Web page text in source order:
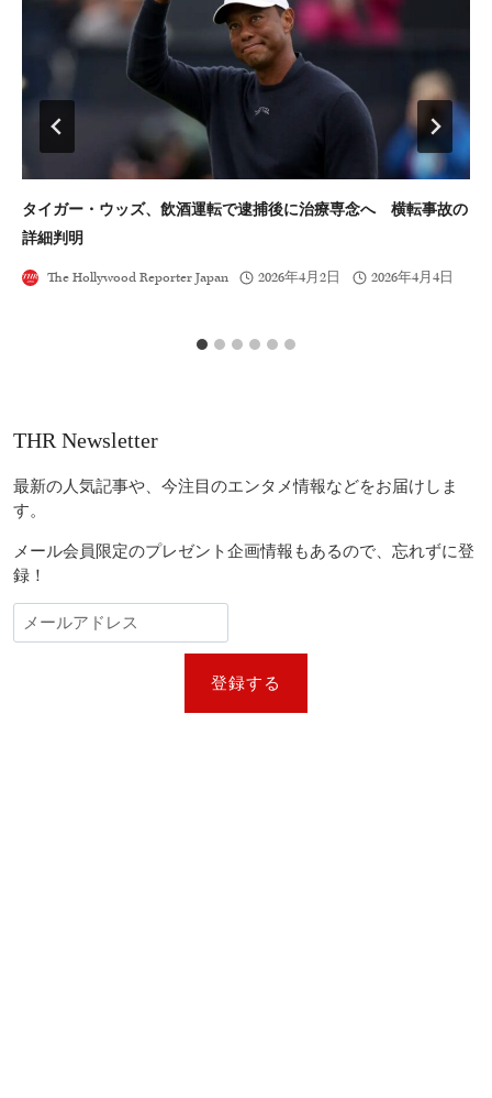
タイガー・ウッズ、飲酒運転で逮捕後に治療専念へ 横転事故の
詳細判明
The Hollywood Reporter Japan 2026年4月2日 2026年4月4日
THR Newsletter
最新の人気記事や、今注目のエンタメ情報などをお届けしま
す。
メール会員限定のプレゼント企画情報もあるので、忘れずに登
録！
登録する